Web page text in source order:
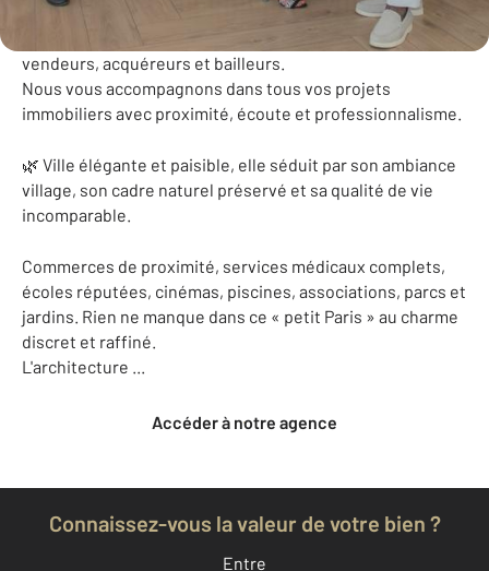
🏡 Située en plein cœur de La Pie, notre agence Century 21
met son expertise et sa visibilité au service de ses clients
vendeurs, acquéreurs et bailleurs.
Nous vous accompagnons dans tous vos projets
immobiliers avec proximité, écoute et professionnalisme.
🌿 Ville élégante et paisible, elle séduit par son ambiance
village, son cadre naturel préservé et sa qualité de vie
incomparable.
Commerces de proximité, services médicaux complets,
écoles réputées, cinémas, piscines, associations, parcs et
jardins. Rien ne manque dans ce « petit Paris » au charme
discret et raffiné.
L'architecture ...
Accéder à notre agence
Connaissez-vous la valeur de votre bien ?
Entre